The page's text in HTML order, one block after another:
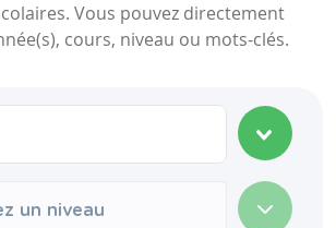
Vous pouvez directement
cours, niveau ou mots-clés.
un niveau